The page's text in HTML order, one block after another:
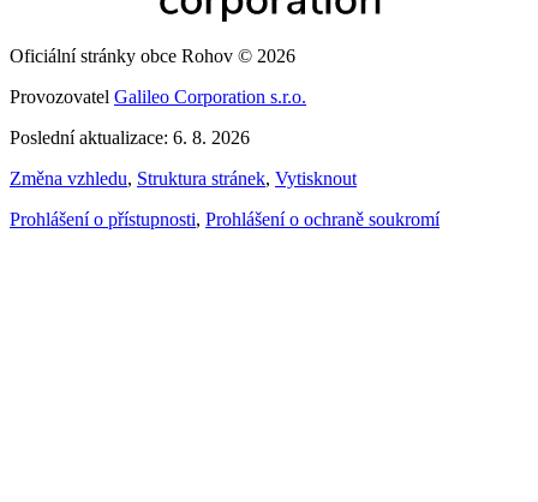
Oficiální stránky obce Rohov © 2026
Provozovatel Galileo Corporation s.r.o.
Poslední aktualizace: 6. 8. 2026
Změna vzhledu, Struktura stránek, Vytisknout
Prohlášení o přístupnosti, Prohlášení o ochraně soukromí